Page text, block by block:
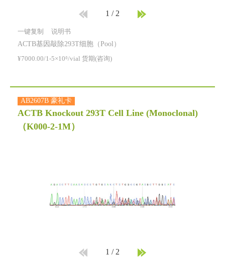
1 /2
一键复制 说明书
ACTB基因敲除293T细胞（Pool）
¥7000.00/1-5×10⁶/vial 货期(咨询)
AB2607B 豪礼卡
ACTB Knockout 293T Cell Line (Monoclonal)
（K000-2-1M）
1 /2